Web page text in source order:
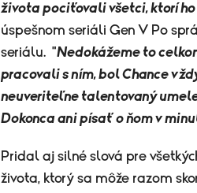
života pociťovali všetci, ktorí
úspešnom seriáli Gen V Po
seriálu. "Nedokážeme to
pracovali s ním, bol Chance
neuveriteľne talentovaný
Dokonca ani písať o ňom v
Pridal aj silné slová pre
života, ktorý sa môže razom